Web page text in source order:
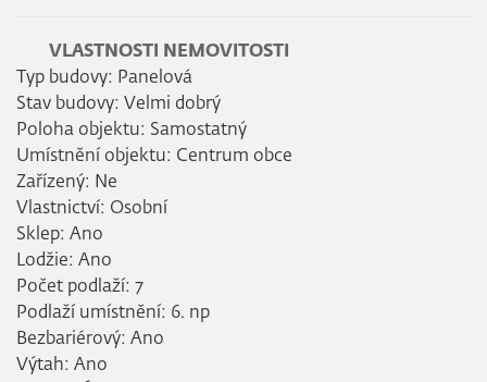
VLASTNOSTI NEMOVITOSTI
Typ budovy: Panelová
Stav budovy: Velmi dobrý
Poloha objektu: Samostatný
Umístnění objektu: Centrum obce
Zařízený: Ne
Vlastnictví: Osobní
Sklep: Ano
Lodžie: Ano
Počet podlaží: 7
Podlaží umístnění: 6. np
Bezbariérový: Ano
Výtah: Ano